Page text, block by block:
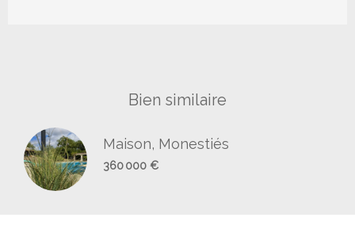
Bien similaire
Maison, Monestiés
360 000 €